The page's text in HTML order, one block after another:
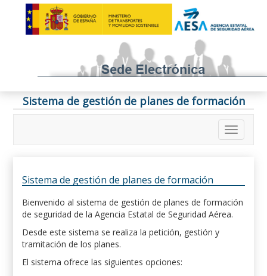
Sistema de gestión de planes de formación
Sistema de gestión de planes de formación
Bienvenido al sistema de gestión de planes de formación
de seguridad de la Agencia Estatal de Seguridad Aérea.
Desde este sistema se realiza la petición, gestión y
tramitación de los planes.
El sistema ofrece las siguientes opciones: